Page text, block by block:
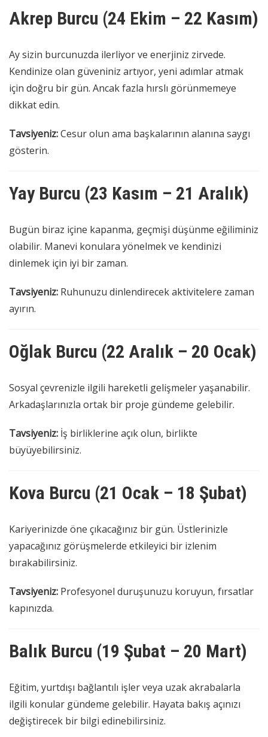
Akrep Burcu (24 Ekim – 22 Kasım)
Ay sizin burcunuzda ilerliyor ve enerjiniz zirvede.
Kendinize olan güveniniz artıyor, yeni adımlar atmak
için doğru bir gün. Ancak fazla hırslı görünmemeye
dikkat edin.
Tavsiyeniz:Cesur olun ama başkalarının alanına saygı
gösterin.
Yay Burcu (23 Kasım – 21 Aralık)
Bugün biraz içine kapanma, geçmişi düşünme eğiliminiz
olabilir. Manevi konulara yönelmek ve kendinizi
dinlemek için iyi bir zaman.
Tavsiyeniz: Ruhunuzu dinlendirecek aktivitelere zaman
ayırın.
Oğlak Burcu (22 Aralık – 20 Ocak)
Sosyal çevrenizle ilgili hareketli gelişmeler yaşanabilir.
Arkadaşlarınızla ortak bir proje gündeme gelebilir.
Tavsiyeniz: İş birliklerine açık olun, birlikte
büyüyebilirsiniz.
Kova Burcu (21 Ocak – 18 Şubat)
Kariyerinizde öne çıkacağınız bir gün. Üstlerinizle
yapacağınız görüşmelerde etkileyici bir izlenim
bırakabilirsiniz.
Tavsiyeniz: Profesyonel duruşunuzu koruyun, fırsatlar
kapınızda.
Balık Burcu (19 Şubat – 20 Mart)
Eğitim, yurtdışı bağlantılı işler veya uzak akrabalarla
ilgili konular gündeme gelebilir. Hayata bakış açınızı
değiştirecek bir bilgi edinebilirsiniz.